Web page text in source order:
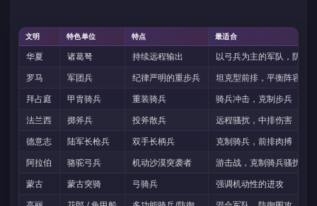
文明 特色单位 特点 最适合
华夏 诸葛弩 持续远程输出
以弓兵为主的军队，防御
罗马
军团兵 纪律严明的重步兵
坦克型前排，平衡阵容
拜占庭
甲胄骑兵 重装骑兵
骑兵冲击，克制步兵
法兰西
掷斧兵 投斧散兵
远程骚扰，中排伤害
德意志
陆军长枪兵 双手长柄兵
克制骑兵，前排肉搏
阿拉伯
骆驼弓兵 机动沙漠突袭者
游击战，克制骑兵骚扰
蒙古
蒙古突骑 弓骑兵
强调机动性的进攻